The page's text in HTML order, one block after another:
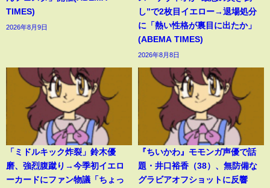
TIMES)
2026年8月9日
し”で2枚目イエロー→退場処分
に「熱い性格が裏目に出たか」
(ABEMA TIMES)
2026年8月8日
「ミドルキック炸裂」鈴木優
磨、強烈腹蹴り→今季初イエロ
ーカードにファン物議「ちょっ
『ちいかわ』モモンガ声優で話
題・井口裕香（38）、無防備な
グラビアオフショットに反響